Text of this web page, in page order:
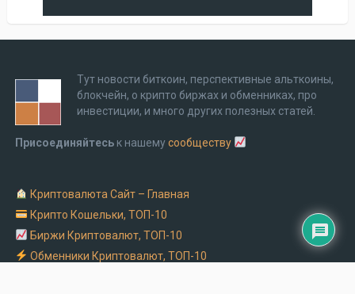
Тут новости биткоин, перспективные альткоины,
блокчейн, о крипто биржах и обменниках, про
инвестиции, и много других полезных статей.
Присоединяйтесь к нашемусообществу
Криптовалюта Cайт – Главная
Крипто Кошельки, ТОП-10
Биржи Криптовалют, ТОП-10
Обменники Криптовалют, ТОП-10